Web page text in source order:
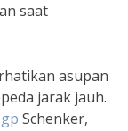
saat
asupan
jarak jauh.
Schenker,